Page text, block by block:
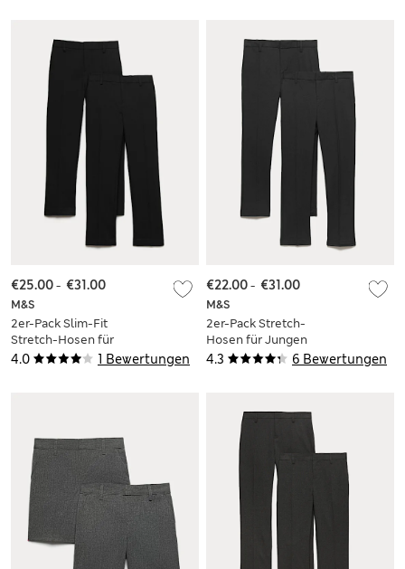
4.0 1 Bewertungen
M&S
2er-Pack Slim-Fit
Stretch-Hosen für
Jungen mit sehr
€25.00- €31.00
4.3 6 Bewertungen
M&S
2er-Pack Stretch-
Hosen für Jungen
mit sehr schmalem
€22.00- €31.00